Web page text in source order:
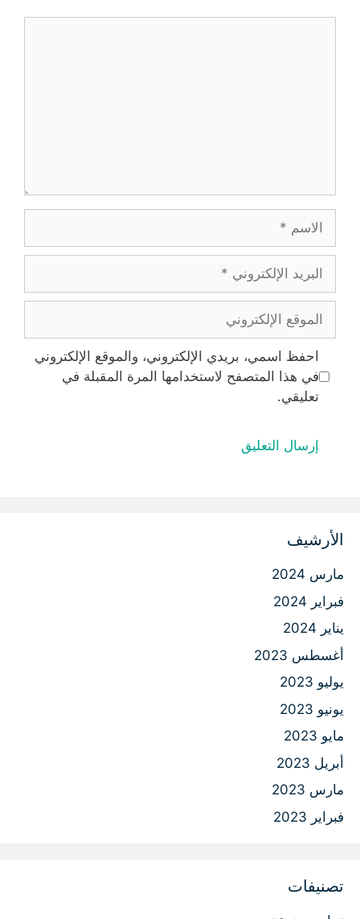
الإلكتروني
الإلكتروني
احفظ اسمي، بريدي الإلكتروني، والموقع الإلكتروني
في هذا المتصفح لاستخدامها المرة المقبلة في
تعليقي.
الأرشيف
مارس 2024
فبراير 2024
يناير 2024
أغسطس 2023
يوليو 2023
يونيو 2023
مايو 2023
أبريل 2023
مارس 2023
فبراير 2023
تصنيفات